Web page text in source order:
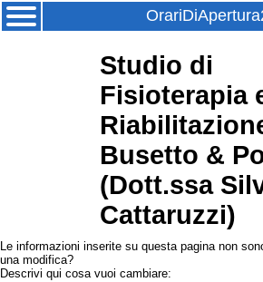
Studio di
Fisioterapia
Busetto &
(Dott.ssa
Cattaruzzi)
Le informazioni inserite su questa pagina non
una modifica?
Descrivi qui cosa vuoi cambiare: